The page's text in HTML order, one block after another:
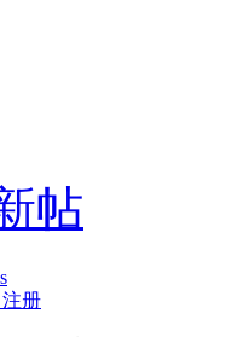
帖
册